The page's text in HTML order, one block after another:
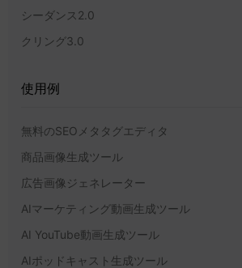
シーダンス2.0
クリング3.0
使用例
無料のSEOメタタグエディタ
商品画像生成ツール
広告画像ジェネレーター
AIマーケティング動画生成ツール
AI YouTube動画生成ツール
AIポッドキャスト生成ツール